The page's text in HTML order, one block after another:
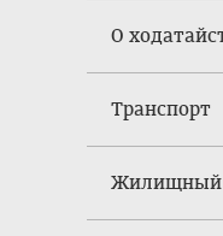
О
Транспорт
Жилищный